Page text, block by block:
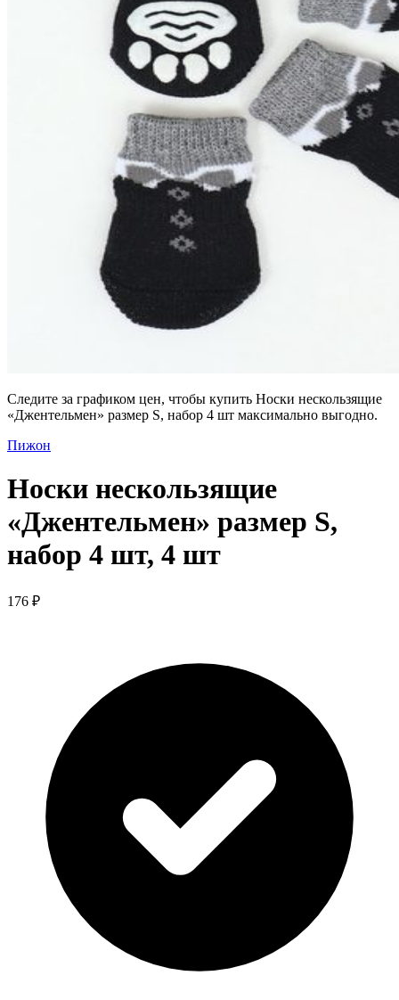
Следите за графиком цен, чтобы купить Носки нескользящие
«Джентельмен» размер S, набор 4 шт максимально выгодно.
Пижон
Носки нескользящие
«Джентельмен» размер S,
набор 4 шт, 4 шт
176 ₽